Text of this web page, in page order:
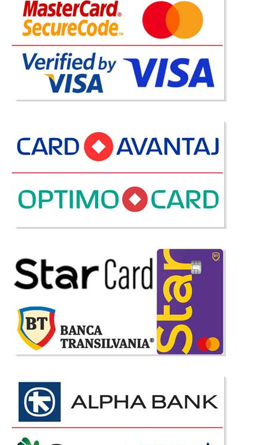
Adauga la Favorite
-42%
Pat tapitat verde cu Lada si Somiera
incluse in pret Tango Aqua Green
Pat tapitat verde cu lada depozitare si somiera Tango Aqua Green –
Transport Gratuit Bucuresti Oferta de vanzare paturi tapitate cu lada
pentru depozitarea lenjeriei si somiera rabatabila este valabila pt. paturi
de dormitor tapitate cu material textil tip ca..
Compara
4.021 Lei
Pret Redus 2.332 Lei
In Stoc
Adauga la Favorite